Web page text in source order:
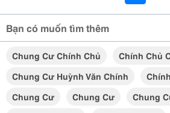
Bạn có muốn tìm thêm
Chung Cư Chính Chủ
Chính Chủ
Chung Cư Huỳnh Văn Chính
Chung Cư
Chung Cư
Chung